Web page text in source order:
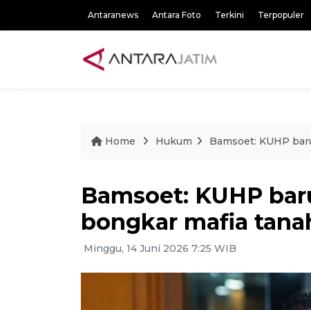
Antaranews Antara Foto Terkini Terpopuler
Home Hukum Bamsoet: KUHP
Bamsoet: KUHP
bongkar mafia
Minggu, 14 Juni 2026 7:25 WIB